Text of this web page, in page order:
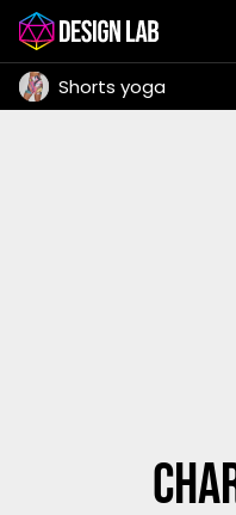
Shorts yoga